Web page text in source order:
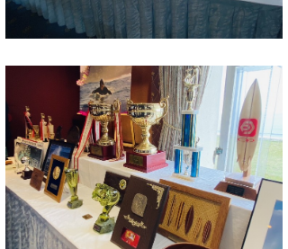
たっちー
ハンマー
まっきー
三輪予報士
小川予報士
上田純子